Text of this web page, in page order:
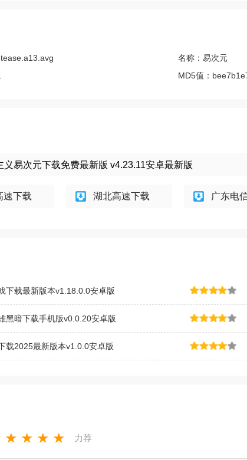
名称： 易次元
MD5值：
义易次元下载免费最新版 v4.23.11安卓最新版
速下载 湖北高速下载 广东电
下载最新版本v1.18.0.0安卓版
黑暗下载手机版v0.0.20安卓版
载2025最新版本v1.0.0安卓版
★ ★ ★ ★ 力荐